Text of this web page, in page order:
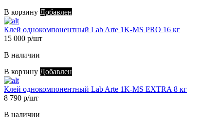
В корзину Добавлен
Клей однокомпонентный Lab Arte 1K-MS PRO 16 кг
15 000 р/шт
В наличии
В корзину Добавлен
Клей однокомпонентный Lab Arte 1K-MS EXTRA 8 кг
8 790 р/шт
В наличии